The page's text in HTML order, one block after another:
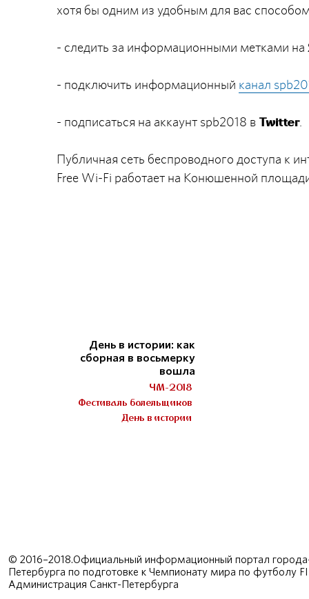
хотя бы одним из удобным для вас
- следить за информационными метками на
- подключить информационный канал
- подписаться на аккаунт spb2018 в Twitter.
Публичная сеть беспроводного доступа к
Free Wi-Fi работает на Конюшенной
День в истории: как
сборная в восьмерку
вошла
ЧМ-2018
Фестиваль болельщиков
День в истории
© 2016–2018.Официальный информационный портал
Петербурга по подготовке к Чемпионату мира по футболу
Администрация Санкт-Петербурга